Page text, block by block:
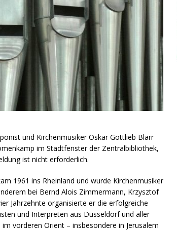
und Kirchenmusiker Oskar Gottlieb Blarr
im Stadtfenster der Zentralbibliothek,
ist nicht erforderlich.
1961 ins Rheinland und wurde Kirchenmusiker
bei Bernd Alois Zimmermann, Krzysztof
Jahrzehnte organisierte er die erfolgreiche
und Interpreten aus Düsseldorf und aller
vorderen Orient – insbesondere in Jerusalem